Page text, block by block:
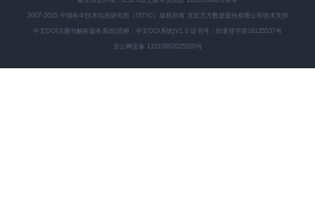
2007-2025 中国科学技术信息研究所（ISTIC）版权所有 北京万方数据股份有限公司技术支持
中文DOI注册与解析服务系统[简称：中文DOI系统]V1.0 证书号：软著登字第16135537号
京公网安备 11010802035920号